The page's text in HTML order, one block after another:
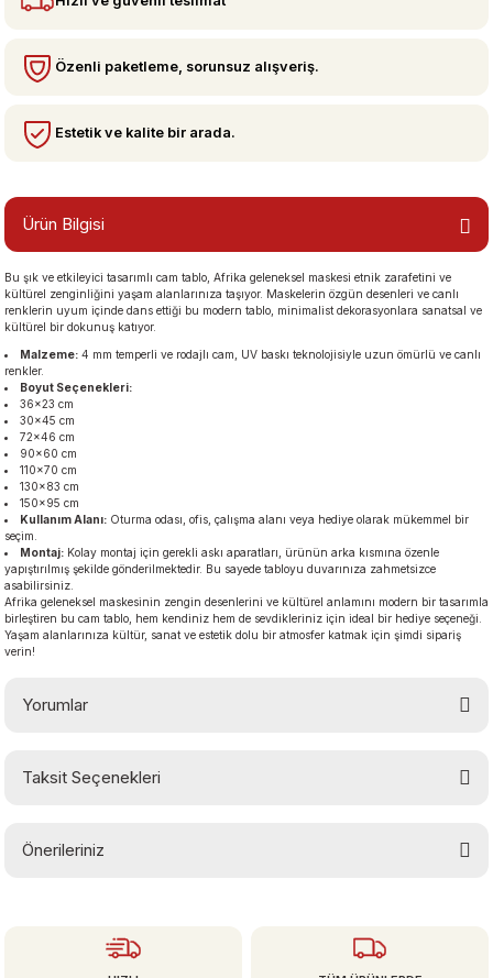
Manzaraları
Özenli paketleme, sorunsuz alışveriş.
Estetik ve kalite bir arada.
Ürün Bilgisi
Bu şık ve etkileyici tasarımlı cam tablo, Afrika geleneksel maskesi etnik zarafetini ve
kültürel zenginliğini yaşam alanlarınıza taşıyor. Maskelerin özgün desenleri ve canlı
renklerin uyum içinde dans ettiği bu modern tablo, minimalist dekorasyonlara sanatsal ve
kültürel bir dokunuş katıyor.
Malzeme: 4 mm temperli ve rodajlı cam, UV baskı teknolojisiyle uzun ömürlü ve canlı
renkler.
Boyut Seçenekleri:
36×23 cm
30×45 cm
72×46 cm
90×60 cm
110×70 cm
130×83 cm
150×95 cm
Kullanım Alanı: Oturma odası, ofis, çalışma alanı veya hediye olarak mükemmel bir
seçim.
Montaj: Kolay montaj için gerekli askı aparatları, ürünün arka kısmına özenle
yapıştırılmış şekilde gönderilmektedir. Bu sayede tabloyu duvarınıza zahmetsizce
asabilirsiniz.
Afrika geleneksel maskesinin zengin desenlerini ve kültürel anlamını modern bir tasarımla
birleştiren bu cam tablo, hem kendiniz hem de sevdikleriniz için ideal bir hediye seçeneği.
Yaşam alanlarınıza kültür, sanat ve estetik dolu bir atmosfer katmak için şimdi sipariş
verin!
Yorumlar
Taksit Seçenekleri
Önerileriniz